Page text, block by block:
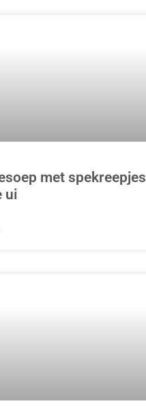
met spekreepjes
ui